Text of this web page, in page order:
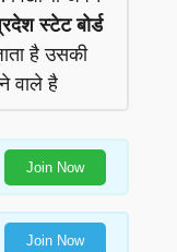
स्टेट बोर्ड
है उसकी
वाले है
Join Now
Join Now